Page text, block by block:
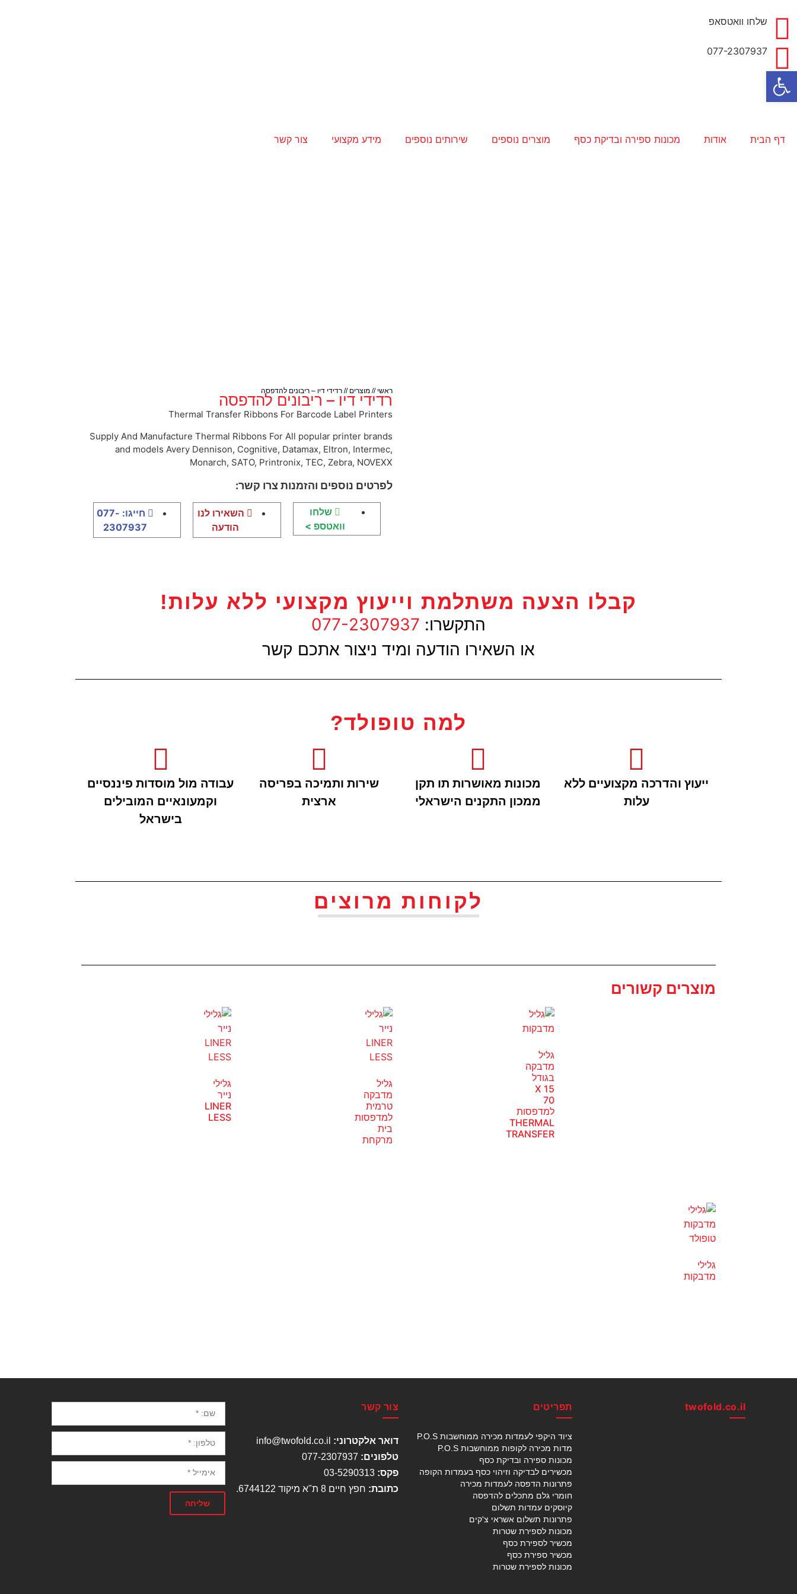
שלחו וואטסאפ
077-2307937
דף הבית אודות מכונות ספירה ובדיקת כסף מוצרים נוספים שירותים נוספים מידע מקצועי צור קשר
ראשי // מוצרים // רדידי דיו – ריבונים להדפסה
רדידי דיו – ריבונים להדפסה
Thermal Transfer Ribbons For Barcode Label Printers
Supply And Manufacture Thermal Ribbons For All popular printer brands
and models Avery Dennison, Cognitive, Datamax, Eltron, Intermec,
Monarch, SATO, Printronix, TEC, Zebra, NOVEXX
לפרטים נוספים והזמנות צרו קשר:
שלחו
וואטספ >
השאירו לנו
הודעה
חייגו: 077-
2307937
קבלו הצעה משתלמת וייעוץ מקצועי ללא עלות!
התקשרו: 077-2307937
או השאירו הודעה ומיד ניצור אתכם קשר
למה טופולד?
ייעוץ והדרכה מקצועיים ללא
עלות
מכונות מאושרות תו תקן
ממכון התקנים הישראלי
שירות ותמיכה בפריסה
ארצית
עבודה מול מוסדות פיננסיים
וקמעונאיים המובילים
בישראל
לקוחות מרוצים
מוצרים קשורים
גליל
מדבקה
בגודל
15 X
70
למדפסות
THERMAL
TRANSFER
גליל
מדבקה
טרמית
למדפסות
בית
מרקחת
גלילי
נייר
LINER
LESS
גלילי
מדבקות
twofold.co.il תפריטים
ציוד היקפי לעמדות מכירה ממוחשבות P.O.S
מדות מכירה לקופות ממוחשבות P.O.S
מכונות ספירה ובדיקת כסף
מכשירים לבדיקה וזיהוי כסף בעמדות הקופה
פתרונות הדפסה לעמדות מכירה
חומרי גלם מתכלים להדפסה
קיוסקים עמדות תשלום
פתרונות תשלום אשראי צ'קים
מכונות לספירת שטרות
מכשיר לספירת כסף
מכשיר ספירת כסף
מכונות לספירת שטרות
צור קשר
דואר אלקטרוני:
טלפונים:
פקס:
כתובת: חפץ חיים 8 ת"א מיקוד 6744122.
שליחה
פתח סרגל נגישות